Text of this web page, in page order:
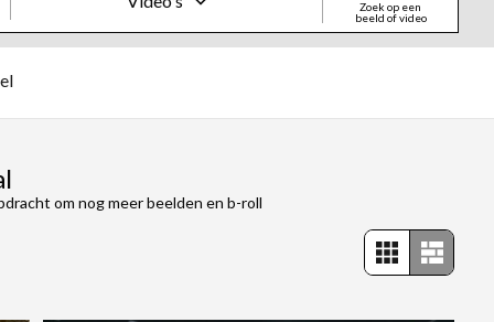
Redactioneel
Zoek op een
beeld of video
om nog meer beelden en b-roll